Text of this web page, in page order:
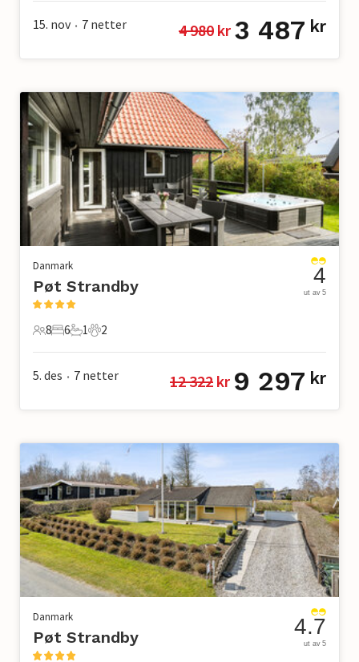
15. nov • 7 netter 4 980 kr 3 487 kr
Danmark
Pøt Strandby
8 Gjester
8
6 Soverom
6
1 Bad
1
2 Kjæledyr
2
4
ut av 5
5. des • 7 netter 12 322 kr 9 297 kr
Danmark
Pøt Strandby 4.7
ut av 5